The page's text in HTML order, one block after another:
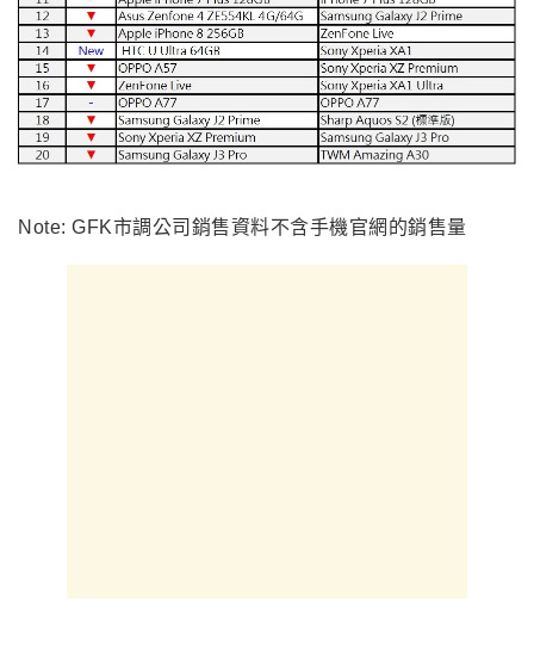
Note: GFK市調公司銷售資料不含手機官網的銷售量